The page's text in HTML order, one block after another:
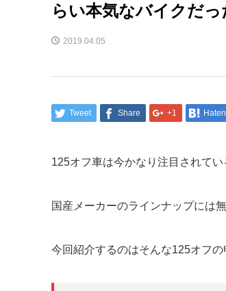
らい本気なバイクだっ
2019.04.05
Tweet Share +1
125オフ車は今かなり注目されてい
国産メーカーのラインナップには
今回紹介するのはそんな125オフの